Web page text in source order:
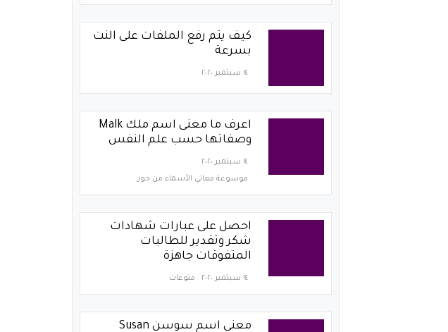
كيف يتم رفع الملفات على النت
بسرعة
١٤ سبتمبر ٢٠٢٠
اعرف ما معنى اسم ملك Malk
وصفاتها حسب علم النفس
١٤ سبتمبر ٢٠٢٠
موسوعة معاني الأسماء من حور
احصل على عبارات شهادات
شكر وتقدير للطالبات
المتفوقات جاهزة
١٤ سبتمبر ٢٠٢٠ منوعات
معنى اسم سوسن Susan